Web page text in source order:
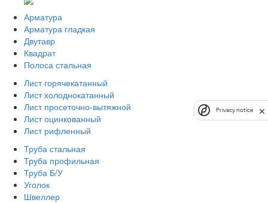
Арматура
Арматура гладкая
Двутавр
Квадрат
Полоса стальная
Лист горячекатанный
Лист холоднокатанный
Лист просеточно-вытяжной
Лист оцинкованный
Лист рифленный
Труба стальная
Труба профильная
Труба Б/У
Уголок
Швеллер
Privacy notice